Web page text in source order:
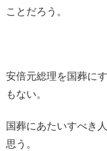
ことだろう。
安倍元総理を国葬に
もない。
国葬にあたいすべき
思う。